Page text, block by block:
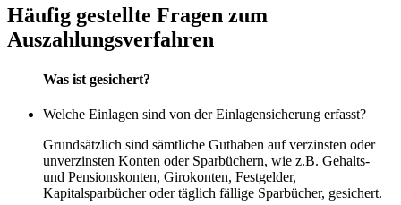
Häufig gestellte Fragen zum
Auszahlungsverfahren
Was ist gesichert?
Welche Einlagen sind von der Einlagensicherung erfasst?
Grundsätzlich sind sämtliche Guthaben auf verzinsten oder
unverzinsten Konten oder Sparbüchern, wie z.B. Gehalts-
und Pensionskonten, Girokonten, Festgelder,
Kapitalsparbücher oder täglich fällige Sparbücher, gesichert.